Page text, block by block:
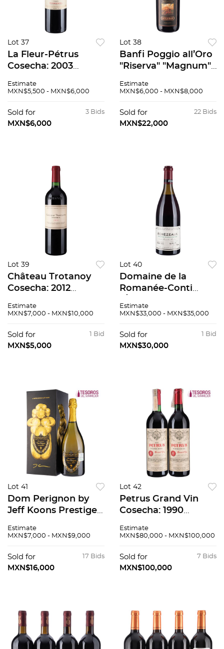
Lot 37
La Fleur-Pétrus
Cosecha: 2003
Nivel: en el cuello 95
Estimate
MXN$5,500 - MXN$6,000
3 Bids
Sold for
MXN$6,000
Lot 38
Banfi Poggio all’Oro
"Riserva" "Magnum".
Montalcino.
Toscana, Italia. Nivel:
en el cuello. 93/100.
Estimate
MXN$6,000 - MXN$8,000
22 Bids
Sold for
MXN$22,000
Lot 39
Château Trotanoy
Cosecha: 2012
Nivel: llenado alto 97
Estimate
MXN$7,000 - MXN$10,000
1 Bid
Sold for
MXN$5,000
Lot 40
Domaine de la
Romanée-Conti
Cru Cosecha: 1995
Francia Nivel: a 3.4
cm 95 / 100
Estimate
MXN$33,000 - MXN$35,000
1 Bid
Sold for
MXN$30,000
Lot 41
Dom Perignon by
Jeff Koons Prestige
Champagne, Francia
Estimate
MXN$7,000 - MXN$9,000
17 Bids
Sold for
MXN$16,000
Lot 42
Petrus Grand Vin
Cosecha: 1990
Niveles: uno llenado
Piezas: 2 100 / 100
Estimate
MXN$80,000 - MXN$100,000
7 Bids
Sold for
MXN$100,000